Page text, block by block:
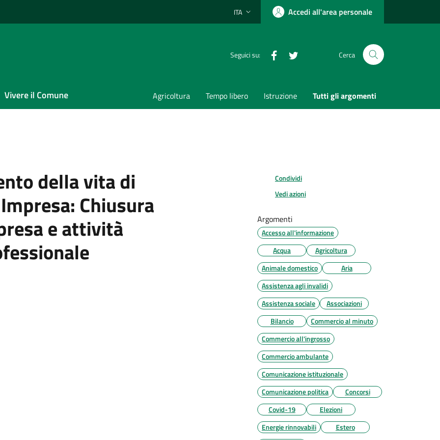
Lingua attiva:
ITA Accedi all'area personale
Seguici su: Facebook Cerca
Vivere il Comune Agricoltura Tempo libero Istruzione Tutti gli argomenti
della vita di
Chiusura
e attività
Condividi
Vedi azioni
Argomenti
Accesso all'informazione
Acqua
Agricoltura
Animale domestico
Aria
Assistenza agli invalidi
Assistenza sociale
Associazioni
Bilancio
Commercio al minuto
Commercio all'ingrosso
Commercio ambulante
Comunicazione istituzionale
Comunicazione politica
Concorsi
Covid-19
Elezioni
Energie rinnovabili
Estero